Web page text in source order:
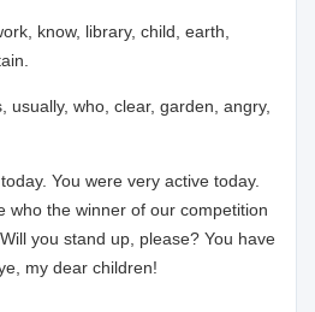
know, library, child, earth,
usually, who, clear, garden, angry,
You were very active today.
who the winner of our competition
you stand up, please? You have
my dear children!